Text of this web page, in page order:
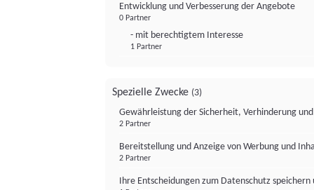
Entwicklung und Verbesserung der Angebote
0 Partner
- mit berechtigtem Interesse
1 Partner
Spezielle Zwecke (3)
Gewährleistung der Sicherheit, Verhinderung
2 Partner
Bereitstellung und Anzeige von Werbung und
2 Partner
Ihre Entscheidungen zum Datenschutz